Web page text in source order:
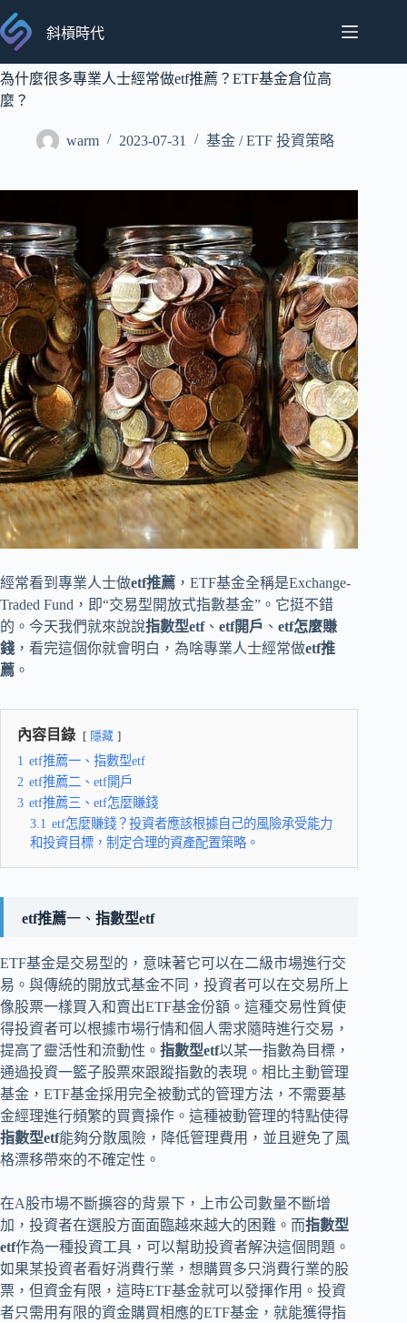
跳
至
要
內
斜槓時代
為什麼很多專業人士經常做etf推薦？ETF基金倉位高
麼？
warm 2023-07-31 基金 / ETF 投資策略
經常看到專業人士做etf推薦 ，ETF基金全稱是Exchange-
Traded Fund，即“交易型開放式指數基金”。它挺不錯
的。今天我們就來說說指數型etf、 etf開戶 、 etf怎麼賺
錢 ，看完這個你就會明白，為啥專業人士經常做etf推
薦 。
內容目錄 隱藏
1 etf推薦一、指數型etf
2 etf推薦二、etf開戶
3 etf推薦三、etf怎麼賺錢
3.1 etf怎麼賺錢？投資者應該根據自己的風險承受能力
和投資目標，制定合理的資產配置策略。
etf推薦一、 指數型etf
ETF基金是交易型的，意味著它可以在二級市場進行交
易。與傳統的開放式基金不同，投資者可以在交易所上
像股票一樣買入和賣出ETF基金份額。這種交易性質使
得投資者可以根據市場行情和個人需求隨時進行交易，
提高了靈活性和流動性。 指數型etf以某一指數為目標，
通過投資一籃子股票來跟蹤指數的表現。相比主動管理
基金，ETF基金採用完全被動式的管理方法，不需要基
金經理進行頻繁的買賣操作。這種被動管理的特點使得
指數型etf能夠分散風險，降低管理費用，並且避免了風
格漂移帶來的不確定性。
在A股市場不斷擴容的背景下，上市公司數量不斷增
加，投資者在選股方面面臨越來越大的困難。而指數型
etf作為一種投資工具，可以幫助投資者解決這個問題。
如果某投資者看好消費行業，想購買多只消費行業的股
票，但資金有限，這時ETF基金就可以發揮作用。投資
者只需用有限的資金購買相應的ETF基金，就能獲得指